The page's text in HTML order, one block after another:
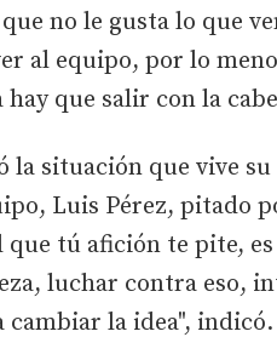
no le gusta lo que
al equipo, por lo
que salir con la
la situación que vive
Luis Pérez, pitado
que tú afición te pite,
luchar contra eso,
la idea", indicó.